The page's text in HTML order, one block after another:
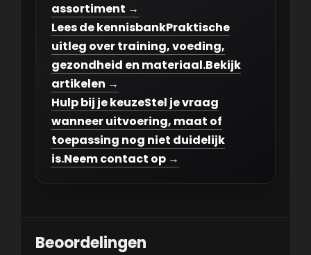
assortiment →
Lees de kennisbankPraktische
uitleg over training, voeding,
gezondheid en materiaal.Bekijk
artikelen →
Hulp bij je keuzeStel je vraag
wanneer uitvoering, maat of
toepassing nog niet duidelijk
is.Neem contact op →
Beoordelingen